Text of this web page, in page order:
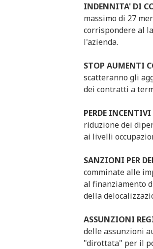
INDENNITA' DI
massimo di 27
corrispondere al
l'azienda.
STOP AUMENTI
scatteranno gli
dei contratti a
PERDE
riduzione dei
ai livelli
SANZIONI PER
comminate alle
al finanziamento
della
ASSUNZIONI
delle assunzioni
"dirottata" per il